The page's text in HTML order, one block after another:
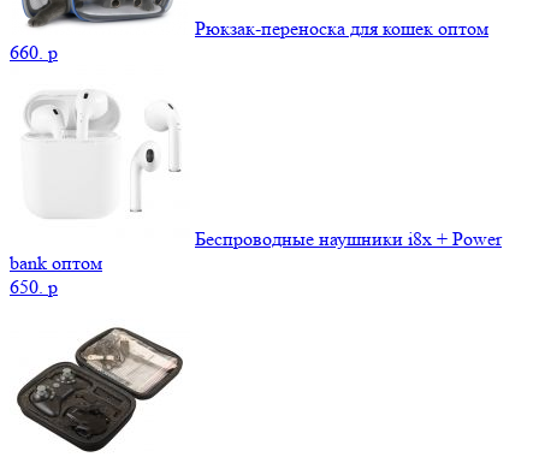
Рюкзак-переноска для кошек оптом
660. p
Беспроводные наушники i8x + Power
bank оптом
650. p